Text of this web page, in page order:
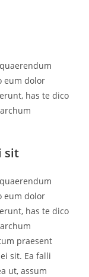
eum dolor
has te dico
sit
eum dolor
has te dico
praesent
sit. Ea falli
ut, assum